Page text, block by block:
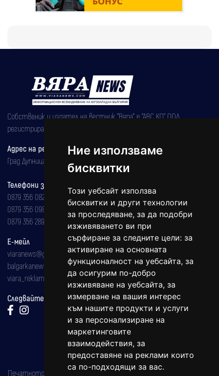
Ние използваме
бисквитки
Този уебсайт използва
бисквитки и други технологии
за проследяване, за да подобри
изживяването ви при
сърфиране за следните цели: за
активиране на основната
функционалност на уебсайта, за
да осигурим по-добро
изживяване на уебсайта, за
измерване на вашия интерес
към нашите продукти и услуги
и за персонализиране на
маркетинговите
взаимодействия, за
предоставяне на реклами които
са по-подходящи за вас.
Собственик и издател на вестник "Вяра" е "АВС КО" ООД,
регистрирана на 08.05.2002 година.
Адрес на редакцията
Град Дупница, ул.''Христо Ботев" 43
Телефони за реклама и абонаменти
0879 356 082
0879 356 098
0879 356 289
Е-мейл
viaranews@gmail.com
balgarkanews@gmail.com
viara_reklama@mail.bg
Следвайте ни:
Печатното издание на вестника е регистрирано в националния